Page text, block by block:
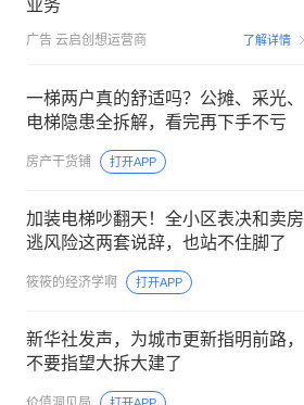
业务
广告 云启创想运营商 了解详情
一梯两户真的舒适吗？公摊、采光、
电梯隐患全拆解，看完再下手不亏
房产干货铺 打开APP
加装电梯吵翻天！全小区表决和卖房
逃风险这两套说辞，也站不住脚了
筱筱的经济学啊 打开APP
新华社发声，为城市更新指明前路，
不要指望大拆大建了